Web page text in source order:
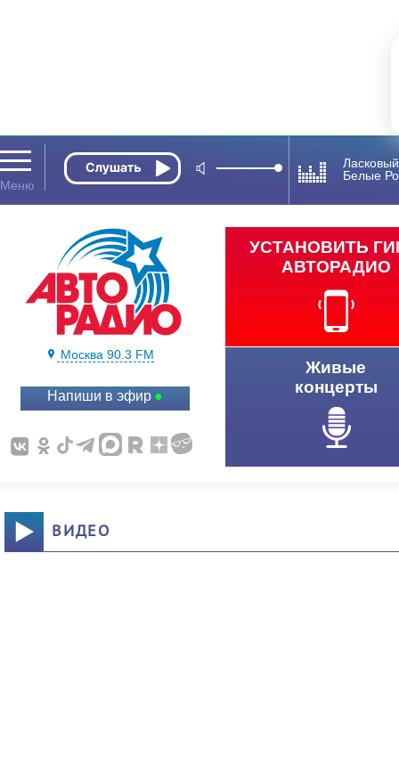
Белые
Москва 90.3 FM
Напиши в эфир
УСТАНОВИТЬ
АВТОРАДИО
Живые
концерты
ВИДЕО